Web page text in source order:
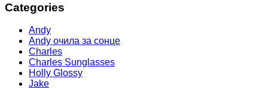
Categories
Andy
Andy очила за сонце
Charles
Charles Sunglasses
Holly Glossy
Jake